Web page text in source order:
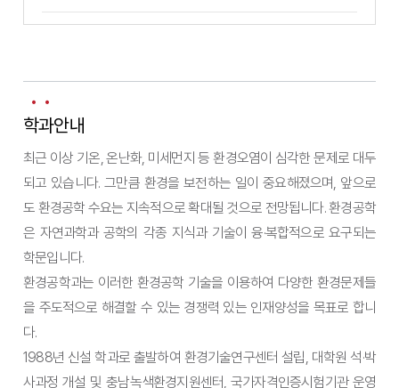
학과안내
최근 이상 기온, 온난화, 미세먼지 등 환경오염이 심각한 문제로 대두
되고 있습니다. 그만큼 환경을 보전하는 일이 중요해졌으며, 앞으로
도 환경공학 수요는 지속적으로 확대될 것으로 전망됩니다. 환경공학
은 자연과학과 공학의 각종 지식과 기술이 융·복합적으로 요구되는
학문입니다.
환경공학과는 이러한 환경공학 기술을 이용하여 다양한 환경문제들
을 주도적으로 해결할 수 있는 경쟁력 있는 인재양성을 목표로 합니
다.
1988년 신설 학과로 출발하여 환경기술연구센터 설립, 대학원 석·박
사과정 개설 및 충남녹색환경지원센터, 국가자격인증시험기관 운영